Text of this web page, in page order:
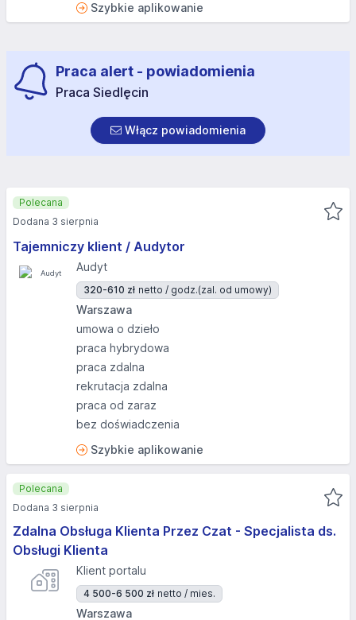
Szybkie aplikowanie
Praca alert - powiadomienia
Praca Siedlęcin
Włącz powiadomienia
Tajemniczy klient / Audytor
Audyt
320-610 zł netto / godz.(zal. od umowy)
Warszawa
umowa o dzieło
praca hybrydowa
praca zdalna
rekrutacja zdalna
praca od zaraz
bez doświadczenia
Szybkie aplikowanie
Polecana
Dodana 3 sierpnia
Zdalna Obsługa Klienta Przez Czat - Specjalista ds.
Obsługi Klienta
Klient portalu
4 500-6 500 zł netto / mies.
Warszawa
Polecana
Dodana 3 sierpnia